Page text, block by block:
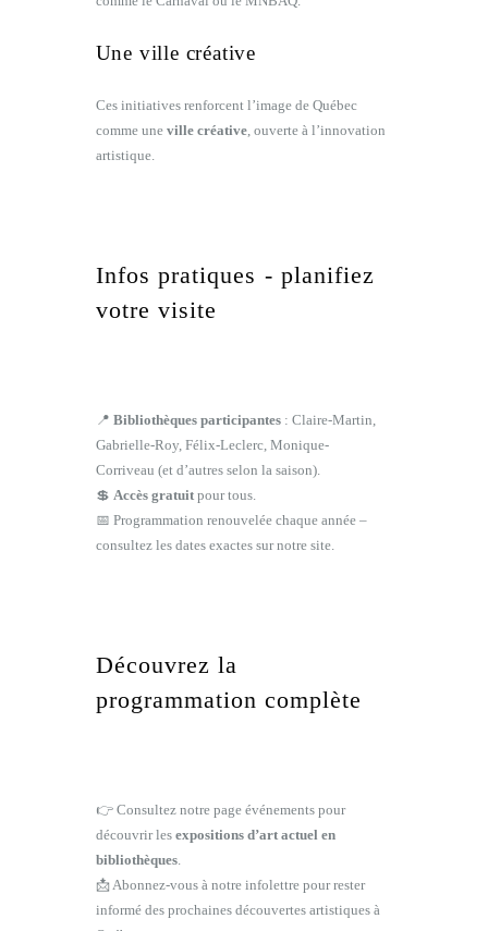
Une ville créative
Ces initiatives renforcent l’image de Québec
comme une ville créative, ouverte à l’innovation
artistique.
Infos pratiques - planifiez
votre visite
📍 Bibliothèques participantes: Claire-Martin,
Gabrielle-Roy, Félix-Leclerc, Monique-
Corriveau (et d’autres selon la saison).
💲 Accès gratuitpour tous.
📅 Programmation renouvelée chaque année –
consultez les dates exactes sur notre site.
Découvrez la
programmation complète
👉 Consultez notre page événements pour
découvrir les expositions d’art actuel en
bibliothèques.
📩 Abonnez-vous à notre infolettre pour rester
informé des prochaines découvertes artistiques à